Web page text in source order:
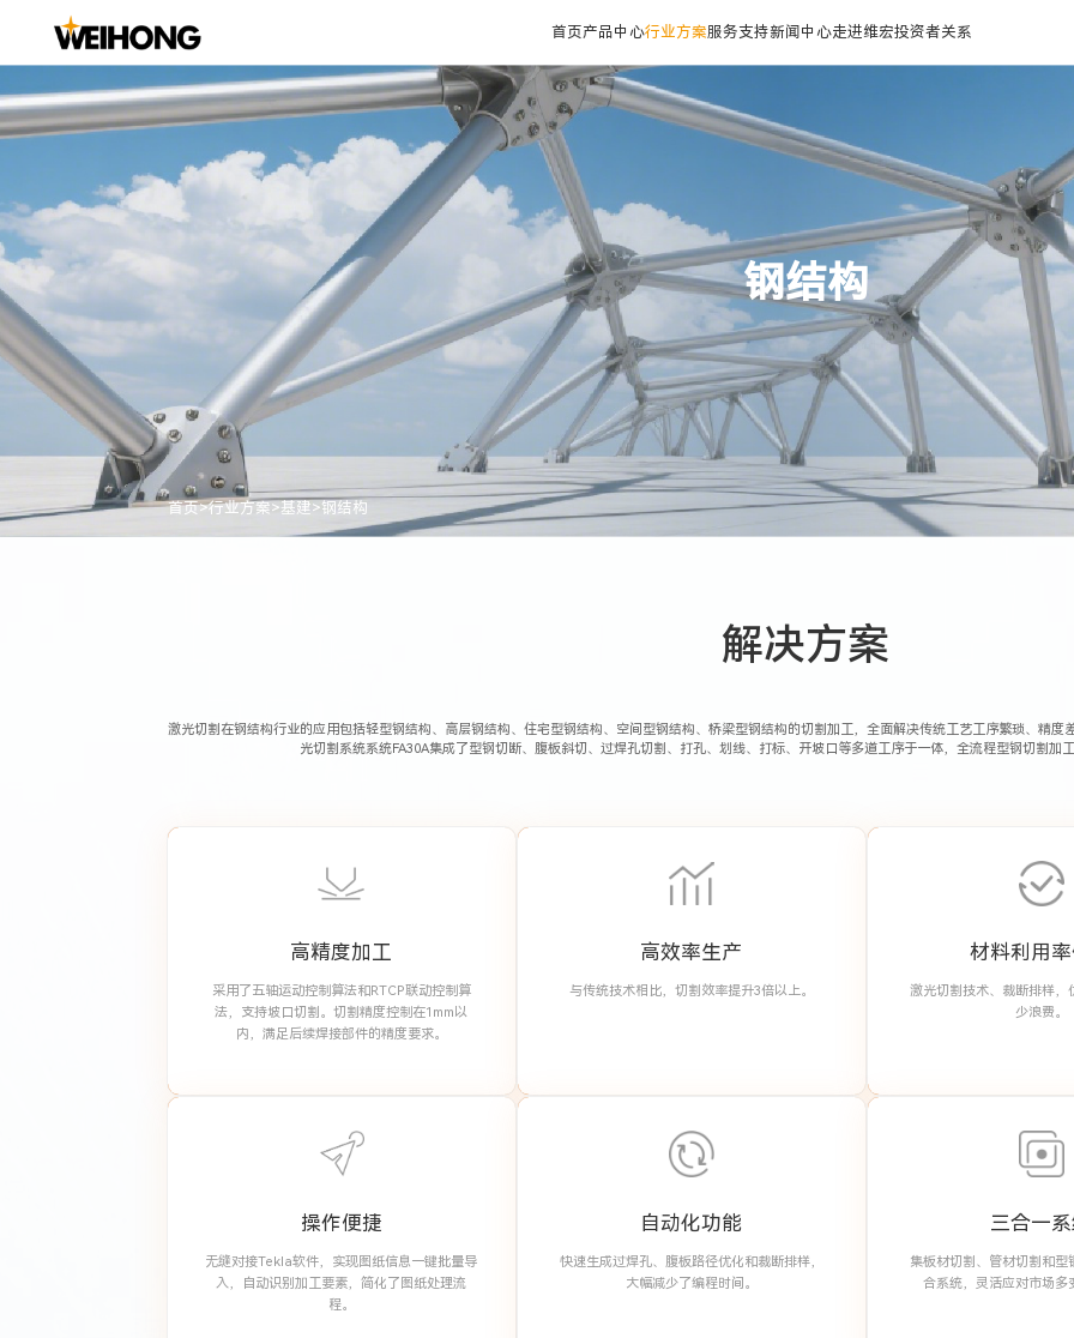
首页产品中心
金属切削
铣床数控系统
车床数控系统
义齿加工
激光加工
平面切割系统
五轴切割系统
黑武士系列激光切割头
家装制造
木工机械系统
石材加工系统
玻璃加工系统
工业自动化
运动控制器
平面CAM
管材CAM
三维五轴CAM
行业方案
船舶
船舶
汽车
汽车钣金
汽车模具
汽车玻璃加工自动线方案
新能源汽车电池
管道
化工管道
通风管道
基建
手机玻璃加工连线方案
手机金属结构件加工方案
服务支持新闻中心走进维宏投资者关系
钢结构
首页>行业方案>基建>钢结构
解决方案
激光切割在钢结构行业的应用包括轻型钢结构、高层钢结构、住宅型钢结构、空间型钢结构、桥梁型钢结构的切割加工，全面解决传统工艺工序繁琐、精
光切割系统系统FA30A集成了型钢切断、腹板斜切、过焊孔切割、打孔、划线、打标、开坡口等多道工序于一体，全流程型钢切割加
高精度加工
采用了五轴运动控制算法和RTCP联动控制算
法，支持坡口切割。切割精度控制在1mm以
内，满足后续焊接部件的精度要求。
高效率生产
与传统技术相比，切割效率提升3倍以上。
材料利用
激光切割技术、裁断排样，
少浪费。
操作便捷
无缝对接Tekla软件，实现图纸信息一键批量导
入，自动识别加工要素，简化了图纸处理流
程。
自动化功能
快速生成过焊孔、腹板路径优化和裁断排样，
大幅减少了编程时间。
三合一
集板材切割、管材切割和型
合系统，灵活应对市场多